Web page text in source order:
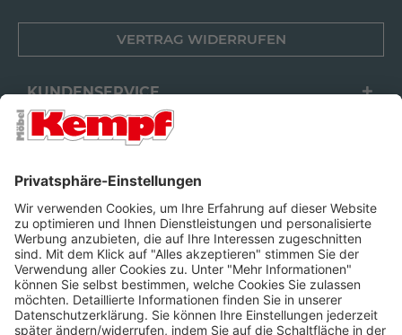
VERTRAG WIDERRUFEN
KUNDENSERVICE
FILIALEN
FOLGEN SIE UNS